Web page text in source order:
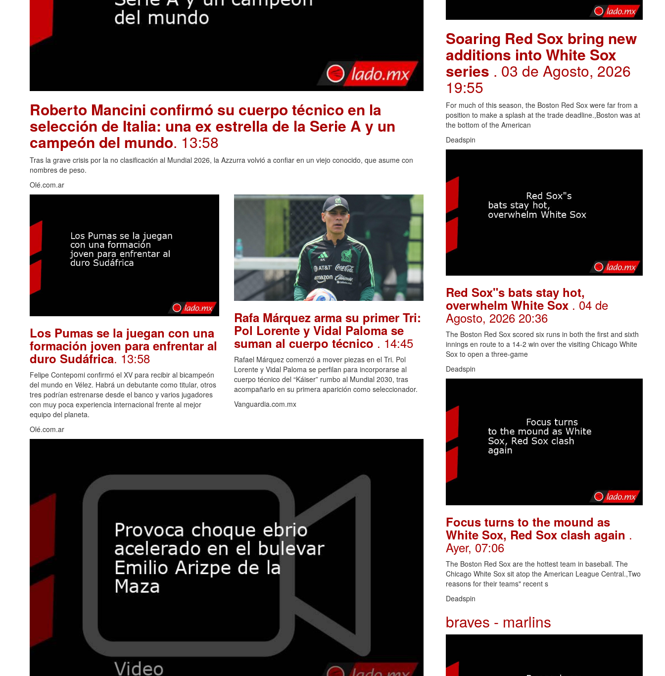
Roberto Mancini confirmó su cuerpo técnico en la
selección de Italia: una ex estrella de la Serie A y un
campeón del mundo. 13:58
Tras la grave crisis por la no clasificación al Mundial 2026, la Azzurra volvió a confiar en un viejo conocido, que asume con
nombres de peso.
Olé.com.ar
Los Pumas se la juegan con una
formación joven para enfrentar al
duro Sudáfrica. 13:58
Felipe Contepomi confirmó el XV para recibir al bicampeón
del mundo en Vélez. Habrá un debutante como titular, otros
tres podrían estrenarse desde el banco y varios jugadores
con muy poca experiencia internacional frente al mejor
equipo del planeta.
Olé.com.ar
Rafa Márquez arma su primer Tri:
Pol Lorente y Vidal Paloma se
suman al cuerpo técnico . 14:45
Rafael Márquez comenzó a mover piezas en el Tri. Pol
Lorente y Vidal Paloma se perfilan para incorporarse al
cuerpo técnico del “Káiser” rumbo al Mundial 2030, tras
acompañarlo en su primera aparición como seleccionador.
Vanguardia.com.mx
Soaring Red Sox bring new
additions into White Sox
series . 03 de Agosto, 2026
19:55
For much of this season, the Boston Red Sox were far from a
position to make a splash at the trade deadline.,Boston was at
the bottom of the American
Deadspin
Red Sox"s bats stay hot,
overwhelm White Sox . 04 de
Agosto, 2026 20:36
The Boston Red Sox scored six runs in both the first and sixth
innings en route to a 14-2 win over the visiting Chicago White
Sox to open a three-game
Deadspin
Focus turns to the mound as
White Sox, Red Sox clash again .
Ayer, 07:06
The Boston Red Sox are the hottest team in baseball. The
Chicago White Sox sit atop the American League Central.,Two
reasons for their teams" recent s
Deadspin
braves - marlins